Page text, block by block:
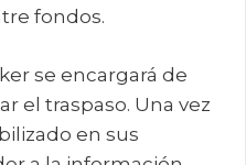
fondos.
se encargará de
el traspaso. Una vez
en sus